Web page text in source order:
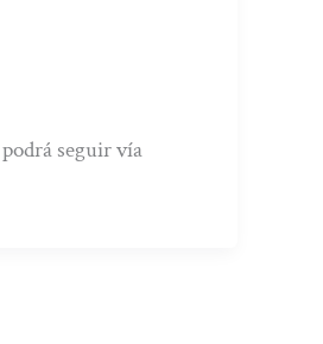
seguir vía